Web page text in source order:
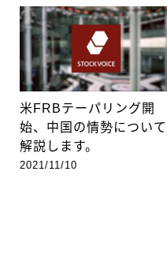
米FRBテーパリング開
始、中国の情勢について
解説します。
2021/11/10